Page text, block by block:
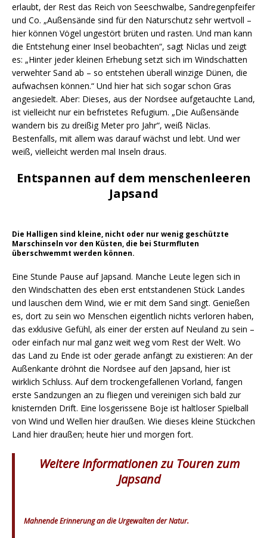
erlaubt, der Rest das Reich von Seeschwalbe, Sandregenpfeifer
und Co. „Außensände sind für den Naturschutz sehr wertvoll –
hier können Vögel ungestört brüten und rasten. Und man kann
die Entstehung einer Insel beobachten“, sagt Niclas und zeigt
es: „Hinter jeder kleinen Erhebung setzt sich im Windschatten
verwehter Sand ab – so entstehen überall winzige Dünen, die
aufwachsen können.“ Und hier hat sich sogar schon Gras
angesiedelt. Aber: Dieses, aus der Nordsee aufgetauchte Land,
ist vielleicht nur ein befristetes Refugium. „Die Außensände
wandern bis zu dreißig Meter pro Jahr“, weiß Niclas.
Bestenfalls, mit allem was darauf wächst und lebt. Und wer
weiß, vielleicht werden mal Inseln draus.
Entspannen auf dem menschenleeren
Japsand
Die Halligen sind kleine, nicht oder nur wenig geschützte
Marschinseln vor den Küsten, die bei Sturmfluten
überschwemmt werden können.
Eine Stunde Pause auf Japsand. Manche Leute legen sich in
den Windschatten des eben erst entstandenen Stück Landes
und lauschen dem Wind, wie er mit dem Sand singt. Genießen
es, dort zu sein wo Menschen eigentlich nichts verloren haben,
das exklusive Gefühl, als einer der ersten auf Neuland zu sein –
oder einfach nur mal ganz weit weg vom Rest der Welt. Wo
das Land zu Ende ist oder gerade anfängt zu existieren: An der
Außenkante dröhnt die Nordsee auf den Japsand, hier ist
wirklich Schluss. Auf dem trockengefallenen Vorland, fangen
erste Sandzungen an zu fliegen und vereinigen sich bald zur
knisternden Drift. Eine losgerissene Boje ist haltloser Spielball
von Wind und Wellen hier draußen. Wie dieses kleine Stückchen
Land hier draußen; heute hier und morgen fort.
Weitere Informationen zu Touren zum
Japsand
Mahnende Erinnerung an die Urgewalten der Natur.